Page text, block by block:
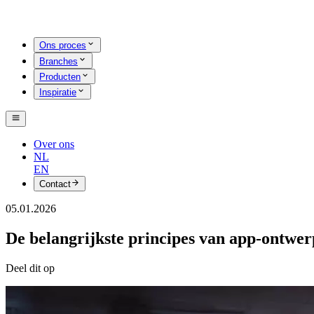
Ons proces
Branches
Producten
Inspiratie
Over ons
NL
EN
Contact
05.01.2026
De belangrijkste principes van app-
Deel dit op